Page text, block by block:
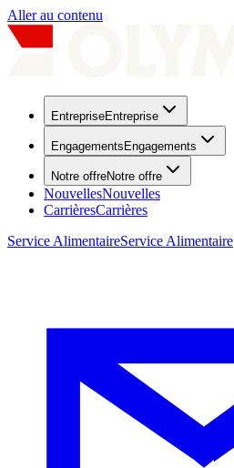
Aller au contenu
EntrepriseEntreprise
Engagements Engagements
Notre offreNotre offre
NouvellesNouvelles
CarrièresCarrières
Service AlimentaireService Alimentaire